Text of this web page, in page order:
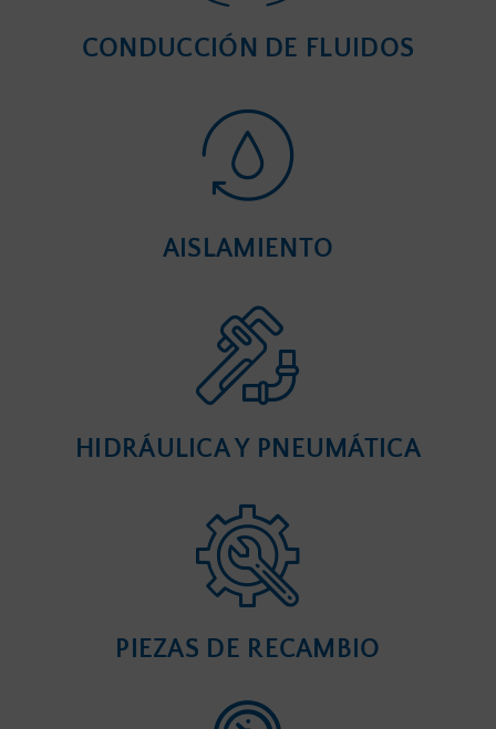
CONDUCCIÓN DE FLUIDOS
AISLAMIENTO
HIDRÁULICA Y PNEUMÁTICA
PIEZAS DE RECAMBIO